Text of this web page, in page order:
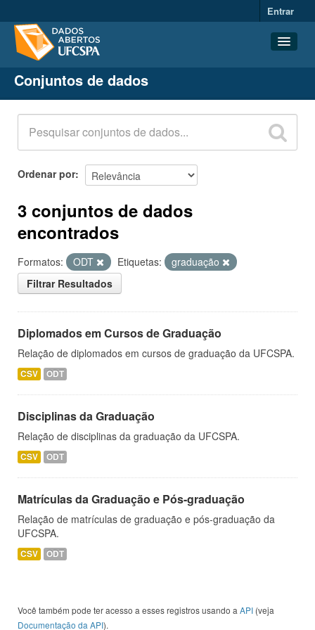
Entrar
Conjuntos de dados
Organizações
Grupos
Sobre
Conjuntos de dados
Ordenar por
3 conjuntos de dados
encontrados
Formatos: ODT Etiquetas:
graduação
Filtrar Resultados
Diplomados em Cursos de Graduação
Relação de diplomados em cursos de graduação da UFCSPA.
CSV ODT
Disciplinas da Graduação
Relação de disciplinas da graduação da UFCSPA.
CSV ODT
Matrículas da Graduação e Pós-graduação
Relação de matrículas de graduação e pós-graduação da
UFCSPA.
CSV ODT
Você também pode ter acesso a esses registros usando a API (veja
Documentação da API).